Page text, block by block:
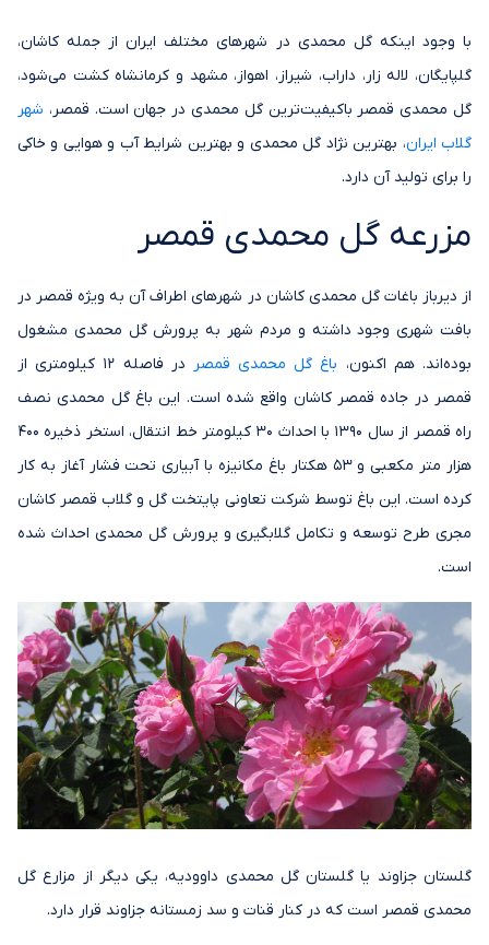
با وجود اینکه گل محمدی در شهرهای مختلف ایران از جمله کاشان،
گلپایگان، لاله زار، داراب، شیراز، اهواز، مشهد و کرمانشاه کشت می‌شود،
گل محمدی قمصر باکیفیت‌ترین گل محمدی در جهان است. قمصر، شهر
گلاب ایران، بهترین نژاد گل محمدی و بهترین شرایط آب و هوایی و خاکی
را برای تولید آن دارد.
مزرعه گل محمدی قمصر
از دیرباز باغات گل محمدی کاشان در شهرهای اطراف آن به ویژه قمصر در
بافت شهری وجود داشته و مردم شهر به پرورش گل محمدی مشغول
بوده‌اند. هم اکنون، باغ گل محمدی قمصر
در فاصله 12 کیلومتری از
قمصر در جاده قمصر کاشان واقع شده است. این باغ گل محمدی نصف
راه قمصر از سال 1390 با احداث 30 کیلومتر خط انتقال، استخر ذخیره 400
هزار متر مکعبی و 53 هکتار باغ مکانیزه با آبیاری تحت فشار آغاز به کار
کرده است. این باغ توسط شرکت تعاونی پایتخت گل و گلاب قمصر کاشان
مجری طرح توسعه و تکامل گلابگیری و پرورش گل محمدی احداث شده
است.
گلستان جزاوند یا گلستان گل محمدی داوودیه، یکی دیگر از مزارع گل
محمدی قمصر است که در کنار قنات و سد زمستانه جزاوند قرار دارد.